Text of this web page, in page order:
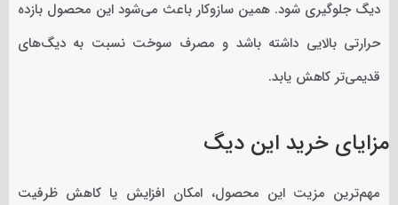
دیگ جلوگیری شود. همین سازوکار باعث می‌شود این محصول بازده
حرارتی بالایی داشته باشد و مصرف سوخت نسبت به دیگ‌های
قدیمی‌تر کاهش یابد.
مزایای خرید این دیگ
مهم‌ترین مزیت این محصول، امکان افزایش یا کاهش ظرفیت